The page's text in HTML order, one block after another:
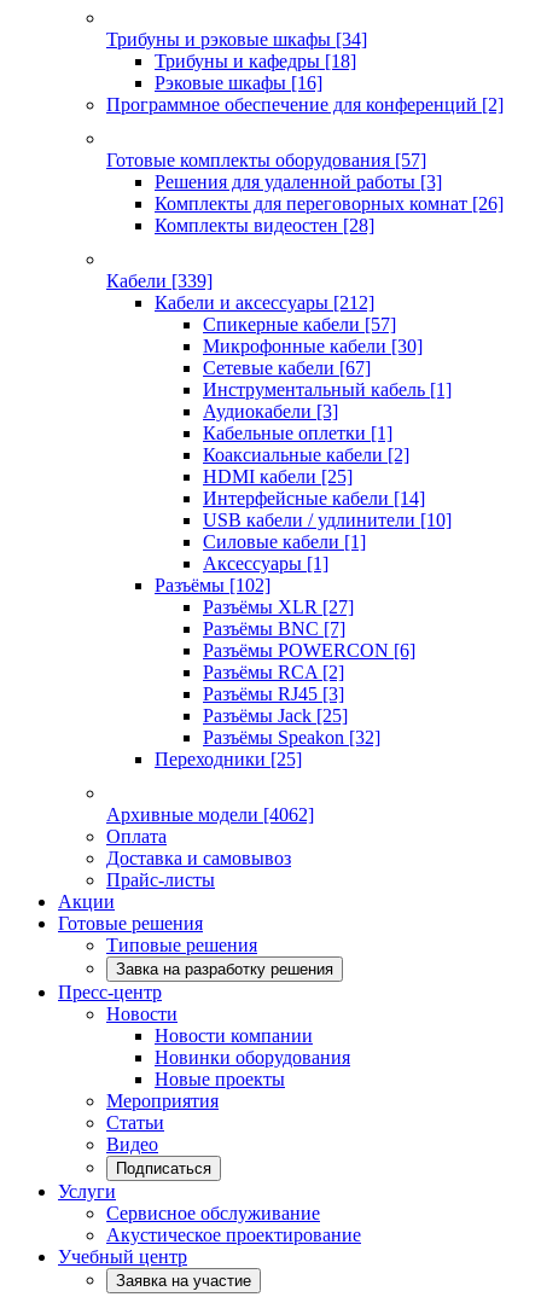
Трибуны и рэковые шкафы [34]
Трибуны и кафедры [18]
Рэковые шкафы [16]
Программное обеспечение для конференций [2]
Готовые комплекты оборудования [57]
Решения для удаленной работы [3]
Комплекты для переговорных комнат [26]
Комплекты видеостен [28]
Кабели [339]
Кабели и аксессуары [212]
Спикерные кабели [57]
Микрофонные кабели [30]
Сетевые кабели [67]
Инструментальный кабель [1]
Аудиокабели [3]
Кабельные оплетки [1]
Коаксиальные кабели [2]
HDMI кабели [25]
Интерфейсные кабели [14]
USB кабели / удлинители [10]
Силовые кабели [1]
Аксессуары [1]
Разъёмы [102]
Разъёмы XLR [27]
Разъёмы BNC [7]
Разъёмы POWERCON [6]
Разъёмы RCA [2]
Разъёмы RJ45 [3]
Разъёмы Jack [25]
Разъёмы Speakon [32]
Переходники [25]
Архивные модели [4062]
Оплата
Доставка и самовывоз
Прайс-листы
Акции
Готовые решения
Типовые решения
Завка на разработку решения
Пресс-центр
Новости
Новости компании
Новинки оборудования
Новые проекты
Мероприятия
Статьи
Видео
Подписаться
Услуги
Сервисное обслуживание
Акустическое проектирование
Учебный центр
Заявка на участие